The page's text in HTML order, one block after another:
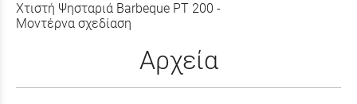
Χτιστή Ψησταριά Barbeque PT 200 -
Μοντέρνα σχεδίαση
Αρχεία